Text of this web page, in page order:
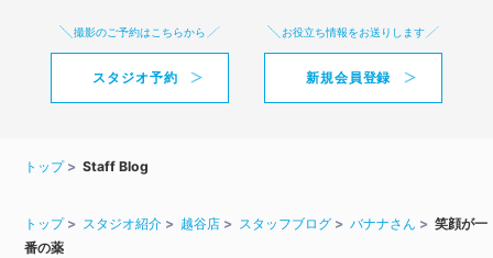
撮影のご予約はこちらから
スタジオ予約
お役立ち情報をお送りします
新規会員登録
トップ Staff Blog
トップ スタジオ紹介 越谷店 スタッフブログ バナナさん
笑顔が一
番の薬